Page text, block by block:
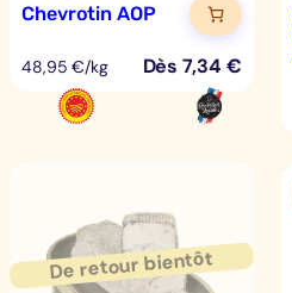
Chevrotin AOP
48,95 €/kg Dès7,34 €